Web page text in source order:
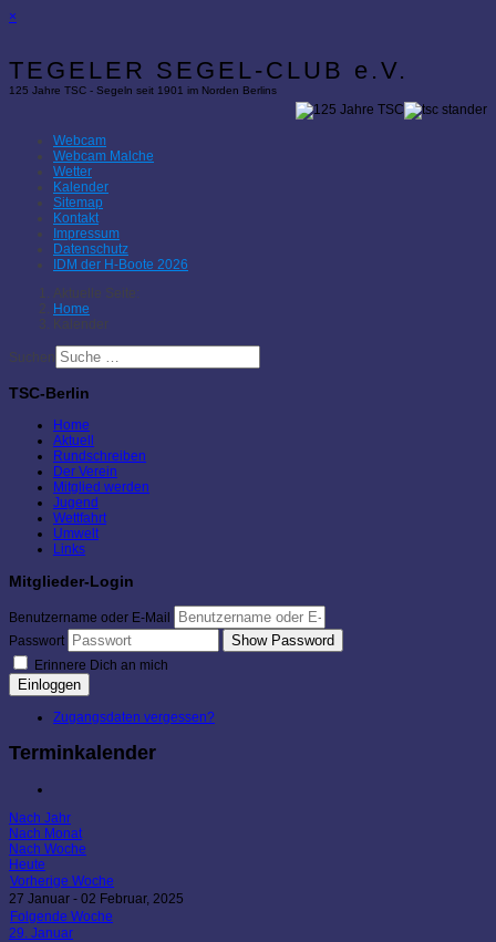
×
TEGELER SEGEL-CLUB e.V.
125 Jahre TSC - Segeln seit 1901 im Norden Berlins
Webcam
Webcam Malche
Wetter
Kalender
Sitemap
Kontakt
Impressum
Datenschutz
IDM der H-Boote 2026
Aktuelle Seite:
Home
Kalender
Suchen
TSC-Berlin
Home
Aktuell
Rundschreiben
Der Verein
Mitglied werden
Jugend
Wettfahrt
Umwelt
Links
Mitglieder-Login
Benutzername oder E-Mail
Passwort
Show Password
Erinnere Dich an mich
Einloggen
Zugangsdaten vergessen?
Terminkalender
Nach Jahr
Nach Monat
Nach Woche
Heute
Vorherige Woche
27 Januar - 02 Februar, 2025
Folgende Woche
29. Januar